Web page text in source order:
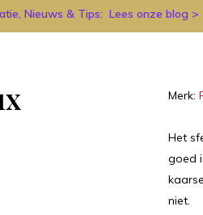
Nieuws & Tips: Lees onze blog >
Merk:
Het
goed
niet.